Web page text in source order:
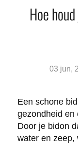
Hoe
03 jun,
Een schone
gezondheid en
Door je bidon
water en zeep,